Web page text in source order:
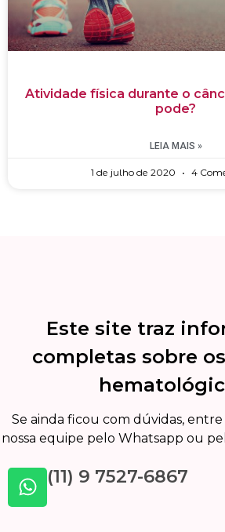
Atividade física durante o
pode?
LEIA MAIS »
1 de julho de 2020 4
Este site traz
completas sobre
Se ainda ficou com dúvidas,
nossa equipe pelo Whatsapp ou
(11) 9 7527-6867